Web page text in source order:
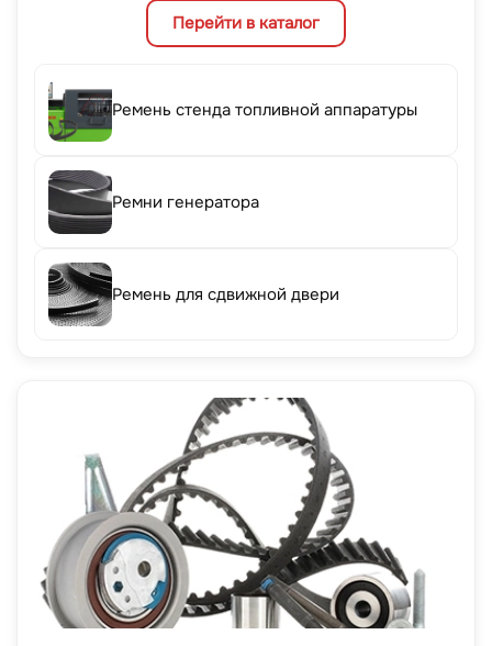
Перейти в каталог
Ремень стенда топливной аппаратуры
Ремни генератора
Ремень для сдвижной двери